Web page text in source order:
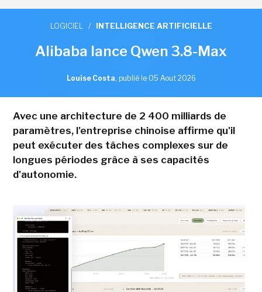
LOGICIEL / INTELLIGENCE ARTIFICIELLE
Alibaba lance Qwen 3.8-Max
Louise Costa, publié le 05 Aout 2026
Avec une architecture de 2 400 milliards de
paramètres, l'entreprise chinoise affirme qu'il
peut exécuter des tâches complexes sur de
longues périodes grâce à ses capacités
d'autonomie.